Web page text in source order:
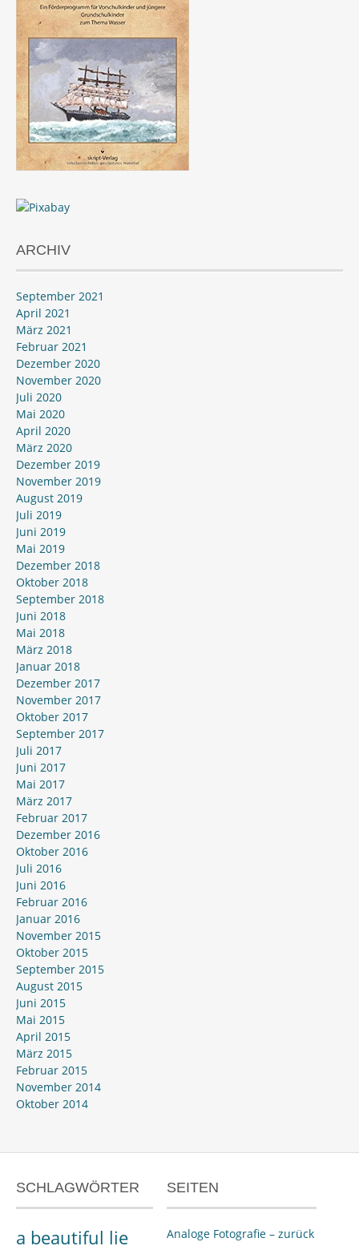
ARCHIV
September 2021
April 2021
März 2021
Februar 2021
Dezember 2020
November 2020
Juli 2020
Mai 2020
April 2020
März 2020
Dezember 2019
November 2019
August 2019
Juli 2019
Juni 2019
Mai 2019
Dezember 2018
Oktober 2018
September 2018
Juni 2018
Mai 2018
März 2018
Januar 2018
Dezember 2017
November 2017
Oktober 2017
September 2017
Juli 2017
Juni 2017
Mai 2017
März 2017
Februar 2017
Dezember 2016
Oktober 2016
Juli 2016
Juni 2016
Februar 2016
Januar 2016
November 2015
Oktober 2015
September 2015
August 2015
Juni 2015
Mai 2015
April 2015
März 2015
Februar 2015
November 2014
Oktober 2014
SCHLAGWÖRTER
a beautiful lie
SEITEN
Analoge Fotografie – zurück